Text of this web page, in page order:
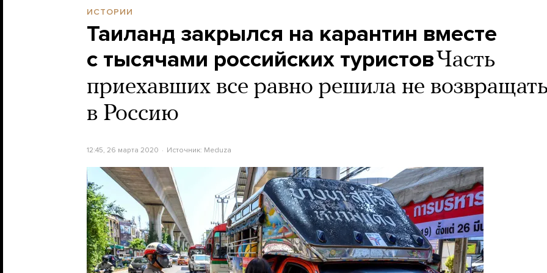
ИСТОРИИ
Таиланд закрылся на карантин вместе
с тысячами российских туристов Часть
приехавших все равно решила не
в Россию
12:45, 26 марта 2020 Источник: Meduza